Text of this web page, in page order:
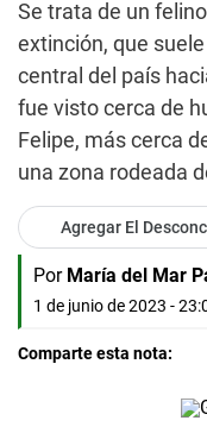
Se trata de un
extinción, que
central del país
fue visto cerca de
Felipe, más cerca
una zona rodeada
Agregar El
Por María del Mar
1 de junio de 2023 -
Comparte esta nota: